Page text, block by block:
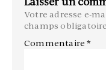
Votre adresse e-
champs
Commentaire*